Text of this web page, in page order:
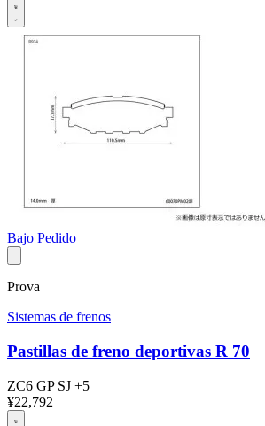
Bajo Pedido
Prova
Sistemas de frenos
Pastillas de freno deportivas R 70
ZC6 GP SJ +5
¥22,792